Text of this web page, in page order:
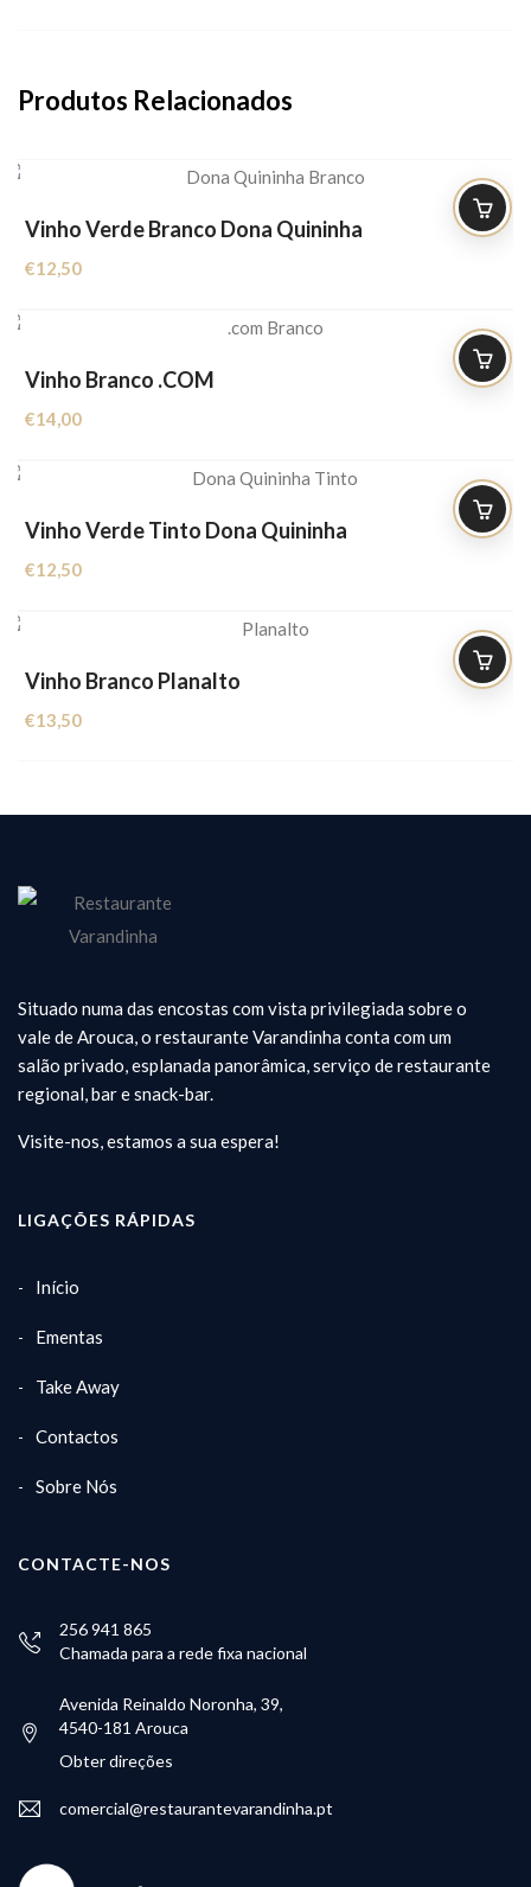
Cabaço
Velhas
Produtos Relacionados
Vinho Verde Branco Dona Quininha
€12,50
Vinho Branco .COM
€14,00
Vinho Verde Tinto Dona Quininha
€12,50
Vinho Branco Planalto
€13,50
Situado numa das encostas com vista privilegiada sobre o
vale de Arouca, o restaurante Varandinha conta com um
salão privado, esplanada panorâmica, serviço de restaurante
regional, bar e snack-bar.
Visite-nos, estamos a sua espera!
LIGAÇÕES RÁPIDAS
Início
Ementas
Take Away
Contactos
Sobre Nós
CONTACTE-NOS
256 941 865
Chamada para a rede fixa nacional
Avenida Reinaldo Noronha, 39,
4540-181 Arouca
Obter direções
comercial@restaurantevarandinha.pt